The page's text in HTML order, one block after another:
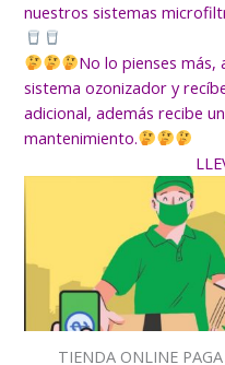
nuestros sistemas
No lo pienses
sistema ozonizador y
adicional, además recibe
mantenimiento.
TIENDA ONLINE